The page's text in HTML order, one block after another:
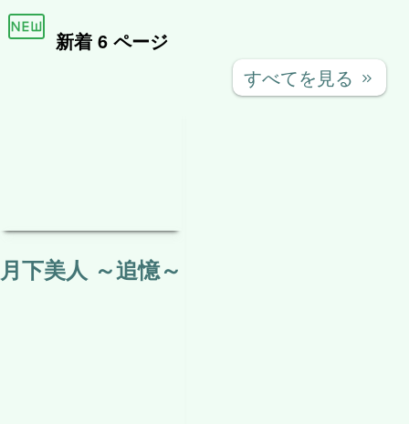
新着 6 ページ
すべてを見る keyboard_double_arrow_right
月下美人 ～追憶～